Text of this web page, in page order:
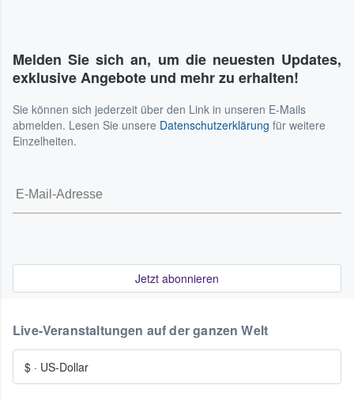
Melden Sie sich an, um die neuesten Updates,
exklusive Angebote und mehr zu erhalten!
Sie können sich jederzeit über den Link in unseren E-Mails
abmelden. Lesen Sie unsere Datenschutzerklärung für weitere
Einzelheiten.
Jetzt abonnieren
Live-Veranstaltungen auf der ganzen Welt
$ · US-Dollar